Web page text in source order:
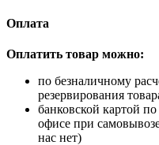
Оплата
Оплатить товар можно:
по безналичному
резервирования
банковской картой
офисе при
нас нет)